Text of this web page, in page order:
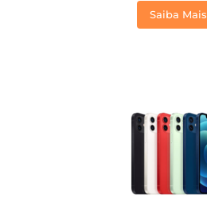
Saiba Mais